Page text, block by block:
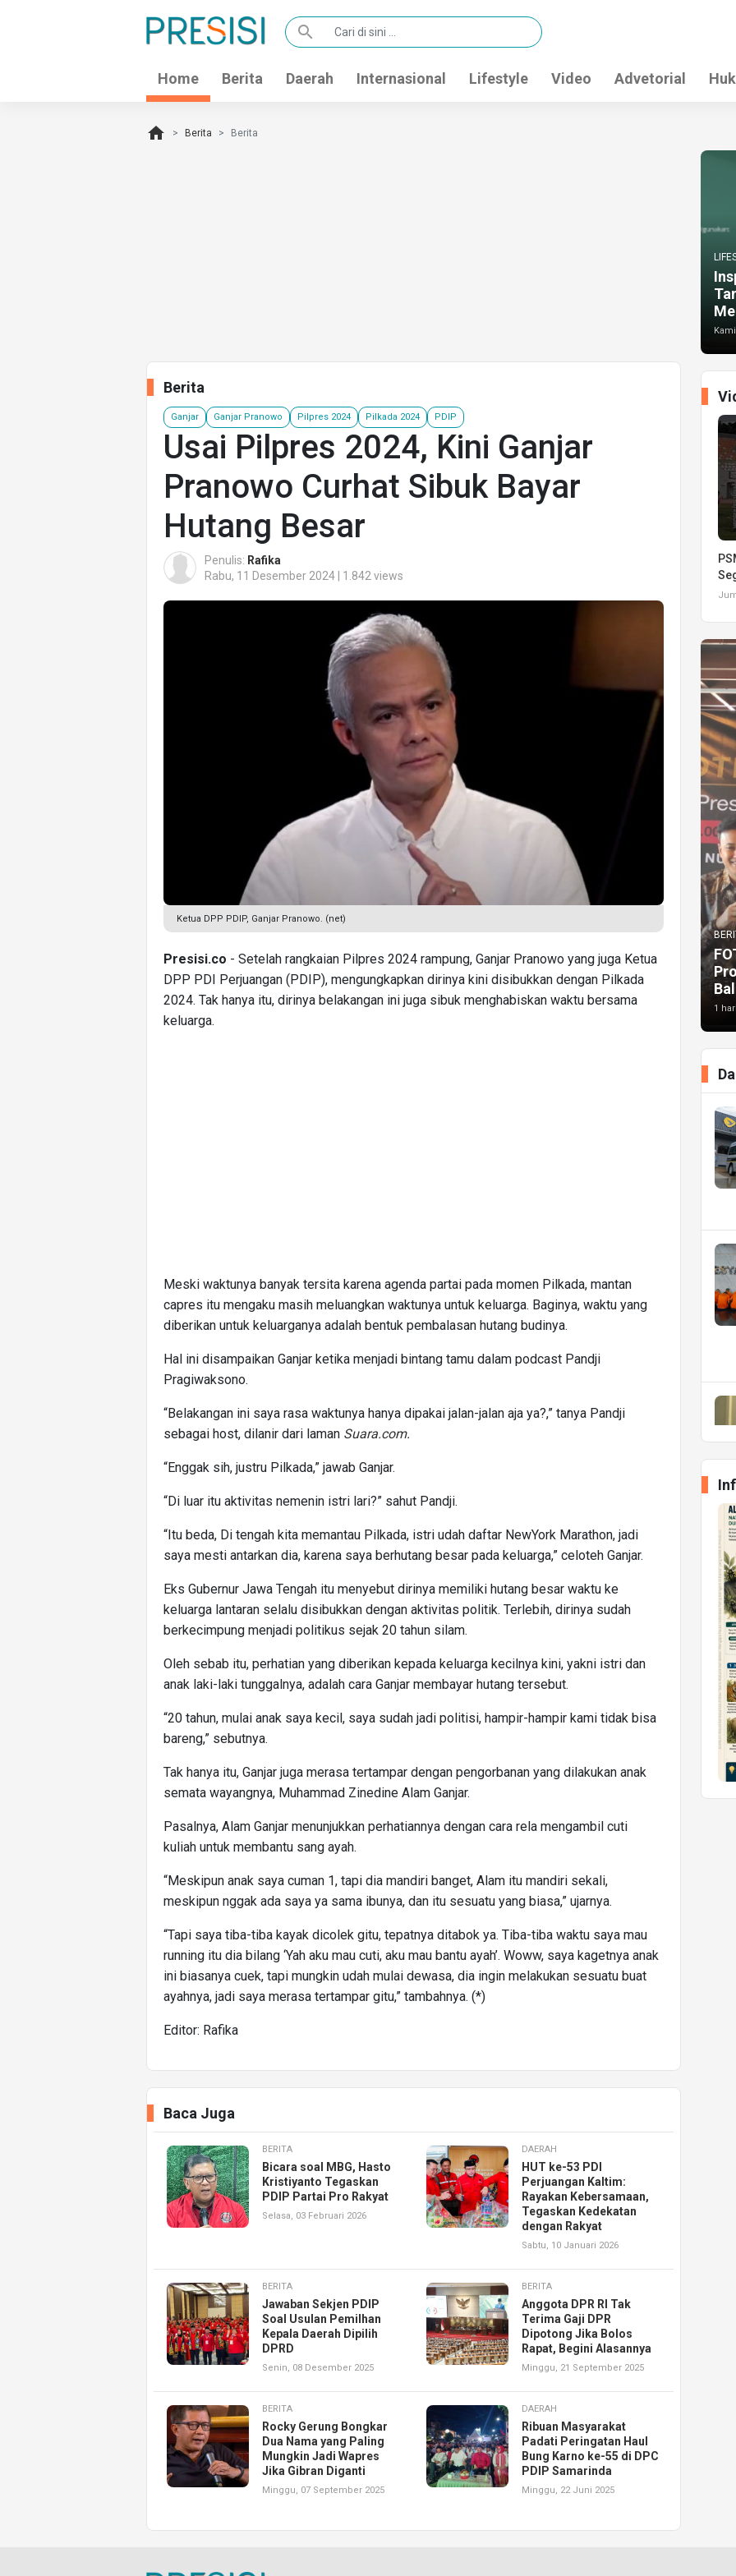
search
Home Berita Daerah Internasional Lifestyle Video Advetorial
home Berita Berita
Berita
Ganjar Ganjar Pranowo Pilpres 2024 Pilkada 2024 PDIP
Usai Pilpres 2024, Kini Ganjar
Pranowo Curhat Sibuk Bayar
Hutang Besar
Penulis: Rafika
Rabu, 11 Desember 2024 | 1.842 views
Ketua DPP PDIP, Ganjar Pranowo. (net)
Presisi.co - Setelah rangkaian Pilpres 2024 rampung, Ganjar Pranowo yang juga Ketua
DPP PDI Perjuangan (PDIP), mengungkapkan dirinya kini disibukkan dengan Pilkada
2024. Tak hanya itu, dirinya belakangan ini juga sibuk menghabiskan waktu bersama
keluarga.
Meski waktunya banyak tersita karena agenda partai pada momen Pilkada, mantan
capres itu mengaku masih meluangkan waktunya untuk keluarga. Baginya, waktu yang
diberikan untuk keluarganya adalah bentuk pembalasan hutang budinya.
Hal ini disampaikan Ganjar ketika menjadi bintang tamu dalam podcast Pandji
Pragiwaksono.
“Belakangan ini saya rasa waktunya hanya dipakai jalan-jalan aja ya?,” tanya Pandji
sebagai host, dilanir dari laman Suara.com.
“Enggak sih, justru Pilkada,” jawab Ganjar.
“Di luar itu aktivitas nemenin istri lari?” sahut Pandji.
“Itu beda, Di tengah kita memantau Pilkada, istri udah daftar NewYork Marathon, jadi
saya mesti antarkan dia, karena saya berhutang besar pada keluarga,” celoteh Ganjar.
Eks Gubernur Jawa Tengah itu menyebut dirinya memiliki hutang besar waktu ke
keluarga lantaran selalu disibukkan dengan aktivitas politik. Terlebih, dirinya sudah
berkecimpung menjadi politikus sejak 20 tahun silam.
Oleh sebab itu, perhatian yang diberikan kepada keluarga kecilnya kini, yakni istri dan
anak laki-laki tunggalnya, adalah cara Ganjar membayar hutang tersebut.
“20 tahun, mulai anak saya kecil, saya sudah jadi politisi, hampir-hampir kami tidak bisa
bareng,” sebutnya.
Tak hanya itu, Ganjar juga merasa tertampar dengan pengorbanan yang dilakukan anak
semata wayangnya, Muhammad Zinedine Alam Ganjar.
Pasalnya, Alam Ganjar menunjukkan perhatiannya dengan cara rela mengambil cuti
kuliah untuk membantu sang ayah.
“Meskipun anak saya cuman 1, tapi dia mandiri banget, Alam itu mandiri sekali,
meskipun nggak ada saya ya sama ibunya, dan itu sesuatu yang biasa,” ujarnya.
“Tapi saya tiba-tiba kayak dicolek gitu, tepatnya ditabok ya. Tiba-tiba waktu saya mau
running itu dia bilang ‘Yah aku mau cuti, aku mau bantu ayah’. Woww, saya kagetnya anak
ini biasanya cuek, tapi mungkin udah mulai dewasa, dia ingin melakukan sesuatu buat
ayahnya, jadi saya merasa tertampar gitu,” tambahnya. (*)
Editor: Rafika
Baca Juga
BERITA
Bicara soal MBG, Hasto
Kristiyanto Tegaskan
PDIP Partai Pro Rakyat
Selasa, 03 Februari 2026
DAERAH
HUT ke-53 PDI
Perjuangan Kaltim:
Rayakan Kebersamaan,
Tegaskan Kedekatan
dengan Rakyat
Sabtu, 10 Januari 2026
BERITA
Jawaban Sekjen PDIP
Soal Usulan Pemilhan
Kepala Daerah Dipilih
DPRD
Senin, 08 Desember 2025
BERITA
Anggota DPR RI Tak
Terima Gaji DPR
Dipotong Jika Bolos
Rapat, Begini Alasannya
Minggu, 21 September 2025
BERITA
Rocky Gerung Bongkar
Dua Nama yang Paling
Mungkin Jadi Wapres
Jika Gibran Diganti
Minggu, 07 September 2025
DAERAH
Ribuan Masyarakat
Padati Peringatan Haul
Bung Karno ke-55 di DPC
PDIP Samarinda
Minggu, 22 Juni 2025
1